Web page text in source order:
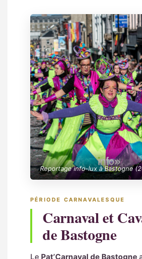
Reportage info-lux à Bastogne
PÉRIODE CARNAVALESQUE
Carnaval et
de Bastogne
Le Pat’Carnaval de Bastogne